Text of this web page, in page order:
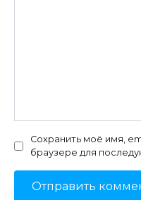
Сохранить моё имя,
браузере для